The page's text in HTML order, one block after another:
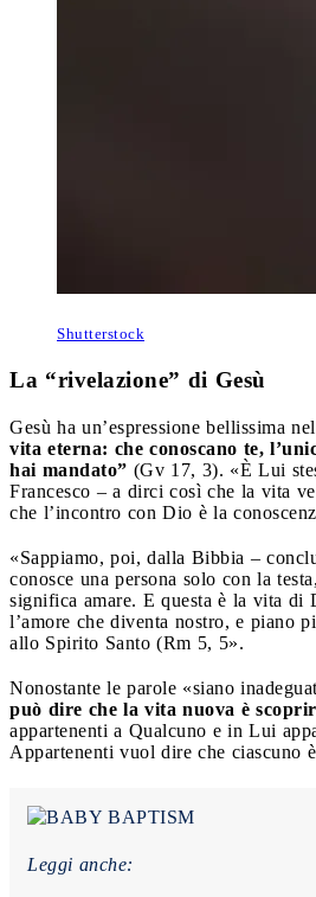
Shutterstock
La “rivelazione” di Gesù
Gesù ha un’espressione bellissima
vita eterna: che conoscano te,
hai mandato” (Gv 17, 3). «È Lui
Francesco – a dirci così che la vita
che l’incontro con Dio è la
«Sappiamo, poi, dalla Bibbia –
conosce una persona solo con la
significa amare. E questa è la vita di
l’amore che diventa nostro, e piano
allo Spirito Santo (Rm 5, 5».
Nonostante le parole «siano
può dire che la vita nuova è
appartenenti a Qualcuno e in Lui
Appartenenti vuol dire che ciascuno
Leggi anche: